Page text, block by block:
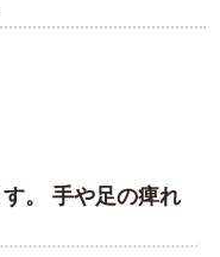
。 手や足の痺れ